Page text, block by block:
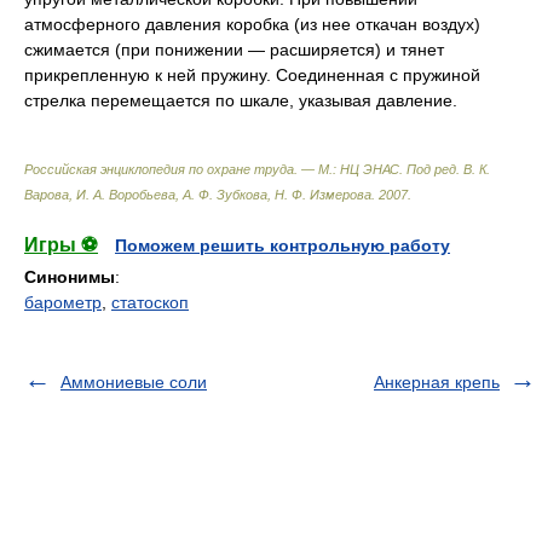
атмосферного давления коробка (из нее откачан воздух)
сжимается (при понижении — расширяется) и тянет
прикрепленную к ней пружину. Соединенная с пружиной
стрелка перемещается по шкале, указывая давление.
Российская энциклопедия по охране труда. — М.: НЦ ЭНАС Под ред. В. К.
Варова, И. А. Воробьева, А. Ф. Зубкова, Н. Ф. Измерова 2007.
Игры ⚽
Поможем решить контрольную работу
Синонимы:
барометр статоскоп
Аммониевые соли Анкерная крепь